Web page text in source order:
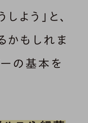
よう」と、
かもしれま
の基本を